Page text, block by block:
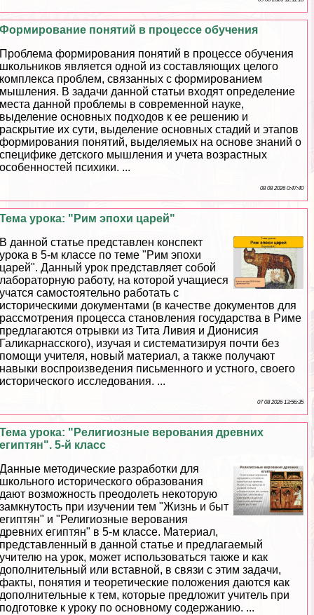
Формирование понятий в процессе обучения
Проблема формирования понятий в процессе обучения
школьников является одной из составляющих целого
комплекса проблем, связанных с формированием
мышления. В задачи данной статьи входят определение
места данной проблемы в современной науке,
выделение основных подходов к ее решению и
раскрытие их сути, выделение основных стадий и этапов
формирования понятий, выделяемых на основе знаний о
специфике детского мышления и учета возрастных
особенностей психики. ...
08 08 2026 0:47:40
Тема урока: "Рим эпохи царей"
В данной статье представлен конспект
урока в 5-м классе по теме "Рим эпохи
царей". Данный урок представляет собой
лабораторную работу, на которой учащиеся
учатся самостоятельно работать с
историческими документами (в качестве документов для
рассмотрения процесса становления государства в Риме
предлагаются отрывки из Тита Ливия и Дионисия
Галикарнасского), изучая и систематизируя почти без
помощи учителя, новый материал, а также получают
навыки воспроизведения письменного и устного, своего
исторического исследования. ...
07 08 2026 13:56:35
Тема урока: "Религиозные верования древних
египтян". 5-й класс
Данные методические разработки для
школьного исторического образования
дают возможность преодолеть некоторую
замкнутость при изучении тем "Жизнь и быт
египтян" и "Религиозные верования
древних египтян" в 5-м классе. Материал,
представленный в данной статье и предлагаемый
учителю на урок, может использоваться также и как
дополнительный или вставной, в связи с этим задачи,
факты, понятия и теоретические положения даются как
дополнительные к тем, которые предложит учитель при
подготовке к уроку по основному содержанию. ...